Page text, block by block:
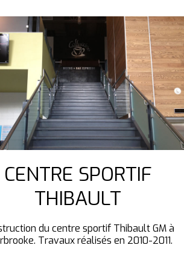
CENTRE SPORTIF
THIBAULT
du centre sportif Thibault GM à
Travaux réalisés en 2010-2011.